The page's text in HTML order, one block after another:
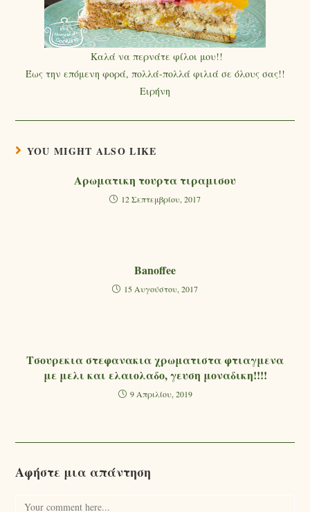
Καλά να περνάτε φίλοι μου!!
Έως την επόμενη φορά, πολλά-πολλά φιλιά σε όλους σας!!
Ειρήνη
YOU MIGHT ALSO LIKE
Αρωματικη τουρτα τιραμισου
12 Σεπτεμβρίου, 2017
Banoffee
15 Αυγούστου, 2017
Τσουρεκια στεφανακια χρωματιστα φτιαγμενα
με μελι και ελαιολαδο, γευση μοναδικη!!!!
9 Απριλίου, 2019
Αφήστε μια απάντηση